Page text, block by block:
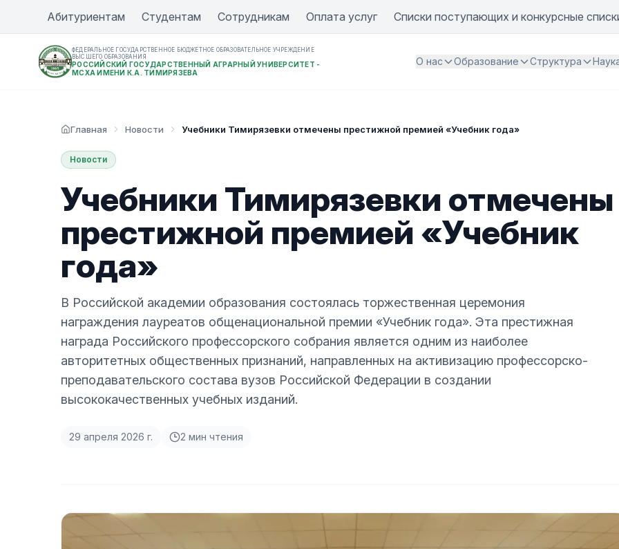
Абитуриентам Студентам Сотрудникам Оплата услуг Списки поступающих и конкурсные
ФЕДЕРАЛЬНОЕ ГОСУДАРСТВЕННОЕ БЮДЖЕТНОЕ ОБРАЗОВАТЕЛЬНОЕ УЧРЕЖДЕНИЕ
ВЫСШЕГО ОБРАЗОВАНИЯ
РОССИЙСКИЙ ГОСУДАРСТВЕННЫЙ АГРАРНЫЙ УНИВЕРСИТЕТ -
МСХА ИМЕНИ К.А. ТИМИРЯЗЕВА
О нас Образование Структура
Главная Новости Учебники Тимирязевки отмечены престижной премией «Учебник года»
Новости
Учебники Тимирязевки отмечены
престижной премией «Учебник
года»
В Российской академии образования состоялась торжественная церемония
награждения лауреатов общенациональной премии «Учебник года». Эта престижная
награда Российского профессорского собрания является одним из наиболее
авторитетных общественных признаний, направленных на активизацию профессорско-
преподавательского состава вузов Российской Федерации в создании
высококачественных учебных изданий.
29 апреля 2026 г. 2 мин чтения